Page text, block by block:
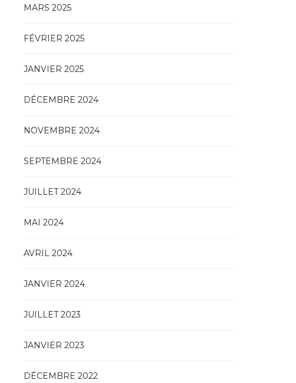
MARS 2025
FÉVRIER 2025
JANVIER 2025
DÉCEMBRE 2024
NOVEMBRE 2024
SEPTEMBRE 2024
JUILLET 2024
MAI 2024
AVRIL 2024
JANVIER 2024
JUILLET 2023
JANVIER 2023
DÉCEMBRE 2022